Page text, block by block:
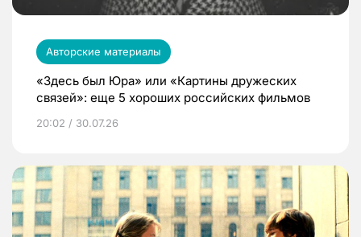
Авторские материалы
«Здесь был Юра» или «Картины дружеских
связей»: еще 5 хороших российских фильмов
20:02 / 30.07.26